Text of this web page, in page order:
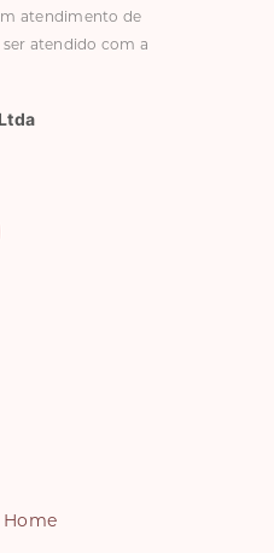
atendimento de
atendido com a
Home